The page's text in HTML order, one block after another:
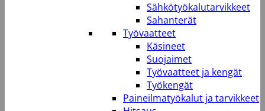
Sähkötyökalutarvikkeet
Sahanterät
Työvaatteet
Käsineet
Suojaimet
Työvaatteet ja kengät
Työkengät
Paineilmatyökalut ja tarvikkeet